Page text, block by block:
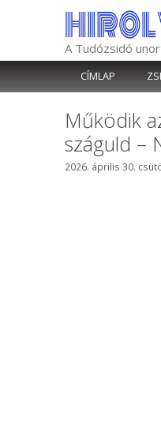
A Tudózsidó
CÍMLAP
Működik
száguld –
2026. április 30.